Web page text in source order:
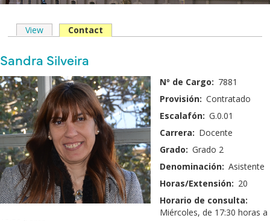
Solapas
principales
View Contact
Nombre
y
Apellido:
Sandra Silveira
Fotografía: Nº de Cargo: 7881
Provisión: Contratado
Escalafón: G.0.01
Carrera: Docente
Grado: Grado 2
Denominación: Asistente
Horas/Extensión: 20
Horario de consulta:
Miércoles, de 17:30 horas a